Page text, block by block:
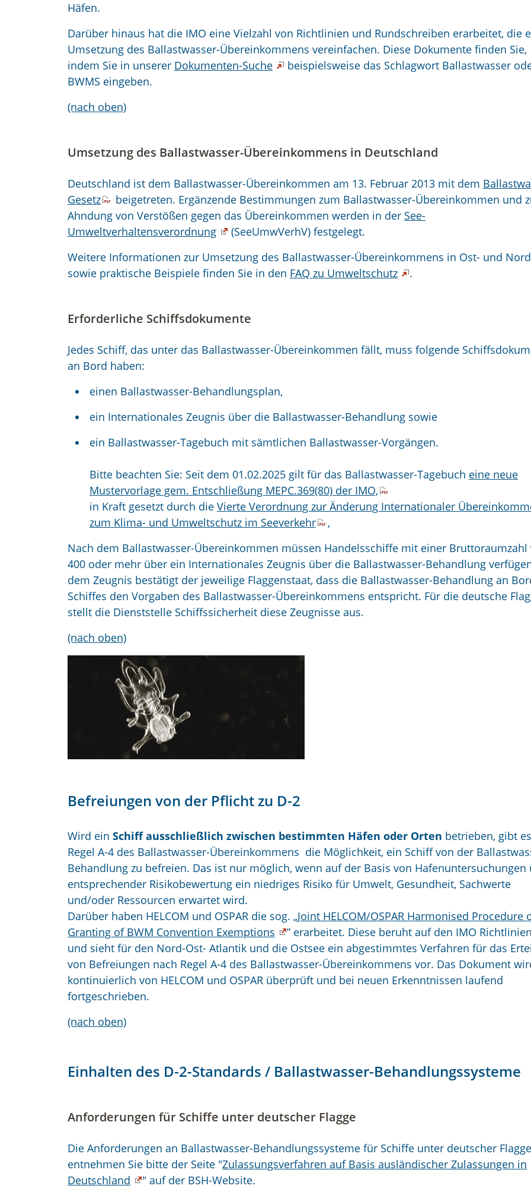
Häfen.
Darüber hinaus hat die IMO eine Vielzahl von Richtlinien und Rundschreiben erarbeitet, die
Umsetzung des Ballastwasser-Übereinkommens vereinfachen. Diese Dokumente finden Sie,
indem Sie in unserer Dokumenten-Suche
beispielsweise das Schlagwort Ballastwasser
BWMS eingeben.
(nach oben)
Umsetzung des Ballastwasser-Übereinkommens in Deutschland
Deutschland ist dem Ballastwasser-Übereinkommen am 13. Februar 2013 mit dem
Gesetz
beigetreten. Ergänzende Bestimmungen zum Ballastwasser-Übereinkommen und
Ahndung von Verstößen gegen das Übereinkommen werden in der See-
Umweltverhaltensverordnung
(SeeUmwVerhV) festgelegt.
Weitere Informationen zur Umsetzung des Ballastwasser-Übereinkommens in Ost- und
sowie praktische Beispiele finden Sie in den FAQ zu Umweltschutz .
Erforderliche Schiffsdokumente
Jedes Schiff, das unter das Ballastwasser-Übereinkommen fällt, muss folgende
an Bord haben:
einen Ballastwasser-Behandlungsplan,
ein Internationales Zeugnis über die Ballastwasser-Behandlung sowie
ein Ballastwasser-Tagebuch mit sämtlichen Ballastwasser-Vorgängen.
Bitte beachten Sie: Seit dem 01.02.2025 gilt für das Ballastwasser-Tagebuch eine neue
Mustervorlage gem. Entschließung MEPC.369(80) der IMO,
in Kraft gesetzt durch die Vierte Verordnung zur Änderung Internationaler
zum Klima- und Umweltschutz im Seeverkehr
,
Nach dem Ballastwasser-Übereinkommen müssen Handelsschiffe mit einer Bruttoraumzahl
400 oder mehr über ein Internationales Zeugnis über die Ballastwasser-Behandlung
dem Zeugnis bestätigt der jeweilige Flaggenstaat, dass die Ballastwasser-Behandlung an
Schiffes den Vorgaben des Ballastwasser-Übereinkommens entspricht. Für die deutsche
stellt die Dienststelle Schiffssicherheit diese Zeugnisse aus.
(nach oben)
Befreiungen von der Pflicht zu D-2
Wird ein Schiff ausschließlich zwischen bestimmten Häfen oder Orten betrieben, gibt
Regel A-4 des Ballastwasser-Übereinkommens die Möglichkeit, ein Schiff von der
Behandlung zu befreien. Das ist nur möglich, wenn auf der Basis von Hafenuntersuchungen
entsprechender Risikobewertung ein niedriges Risiko für Umwelt, Gesundheit, Sachwerte
und/oder Ressourcen erwartet wird.
Darüber haben HELCOM und OSPAR die sog. „Joint HELCOM/OSPAR Harmonised Procedure
Granting of BWM Convention Exemptions
” erarbeitet. Diese beruht auf den IMO
und sieht für den Nord-Ost- Atlantik und die Ostsee ein abgestimmtes Verfahren für das
von Befreiungen nach Regel A-4 des Ballastwasser-Übereinkommens vor. Das Dokument
kontinuierlich von HELCOM und OSPAR überprüft und bei neuen Erkenntnissen laufend
fortgeschrieben.
(nach oben)
Einhalten des D-2-Standards / Ballastwasser-Behandlungssysteme
Anforderungen für Schiffe unter deutscher Flagge
Die Anforderungen an Ballastwasser-Behandlungssysteme für Schiffe unter deutscher Flagge
entnehmen Sie bitte der Seite "Zulassungsverfahren auf Basis ausländischer Zulassungen in
Deutschland
" auf der BSH-Website.